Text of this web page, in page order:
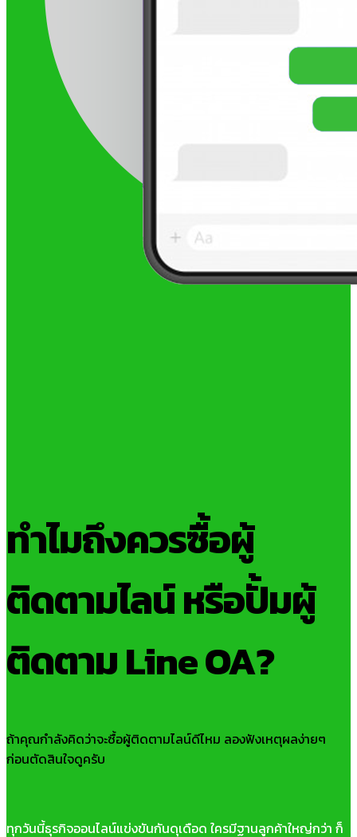
ทำไมถึงควรซื้อผู้
ติดตามไลน์ หรือปั้มผู้
ติดตาม Line OA?
ถ้าคุณกำลังคิดว่าจะซื้อผู้ติดตามไลน์ดีไหม ลองฟังเหตุผลง่ายๆ
ก่อนตัดสินใจดูครับ
ทุกวันนี้ธุรกิจออนไลน์แข่งขันกันดุเดือด ใครมีฐานลูกค้าใหญ่กว่า ก็